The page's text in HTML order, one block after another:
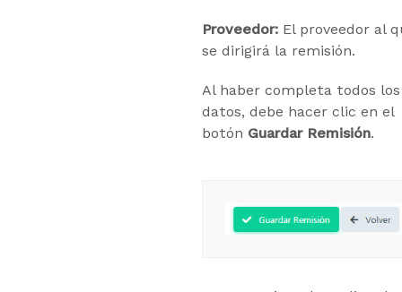
Proveedor: El proveedor al
se dirigirá la remisión.
Al haber completa todos los
datos, debe hacer clic en el
botón Guardar Remisión.